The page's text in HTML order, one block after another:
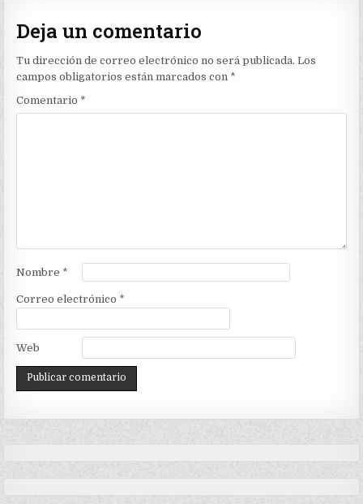
Deja un comentario
Tu dirección de correo electrónico no será publicada. Los
campos obligatorios están marcados con *
Comentario *
Nombre *
Correo electrónico *
Web